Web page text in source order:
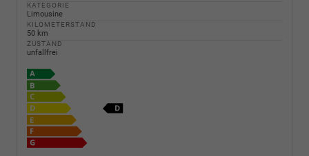
KATEGORIE
Limousine
KILOMETERSTAND
50 km
ZUSTAND
unfallfrei